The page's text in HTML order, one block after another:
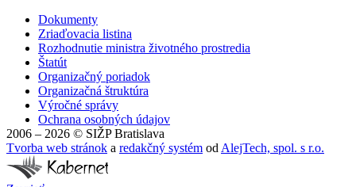
Dokumenty
Zriaďovacia listina
Rozhodnutie ministra životného prostredia
Štatút
Organizačný poriadok
Organizačná štruktúra
Výročné správy
Ochrana osobných údajov
2006 – 2026 © SIŽP Bratislava
Tvorba web stránok a redakčný systém od AlejTech, spol. s r.o.